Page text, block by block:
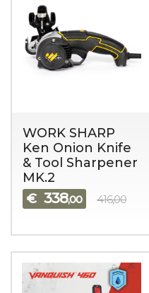
WORK SHARP
Ken Onion Knife
& Tool Sharpener
MK.2
€ 338,00 416,00